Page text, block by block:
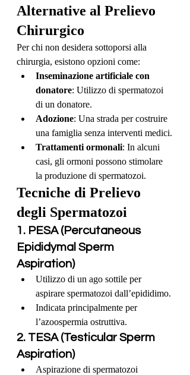
Alternative al Prelievo
Chirurgico
Per chi non desidera sottoporsi alla
chirurgia, esistono opzioni come:
Inseminazione artificiale con
donatore: Utilizzo di spermatozoi
di un donatore.
Adozione: Una strada per costruire
una famiglia senza interventi medici.
Trattamenti ormonali: In alcuni
casi, gli ormoni possono stimolare
la produzione di spermatozoi.
Tecniche di Prelievo
degli Spermatozoi
1. PESA (Percutaneous
Epididymal Sperm
Aspiration)
Utilizzo di un ago sottile per
aspirare spermatozoi dall’epididimo.
Indicata principalmente per
l’azoospermia ostruttiva.
2. TESA (Testicular Sperm
Aspiration)
Aspirazione di spermatozoi